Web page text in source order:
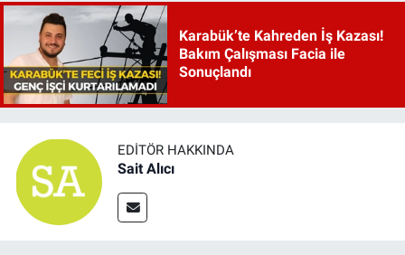
Karabük’te Kahreden İş Kazası!
Bakım Çalışması Facia ile
Sonuçlandı
EDITÖR HAKKINDA
Sait Alıcı